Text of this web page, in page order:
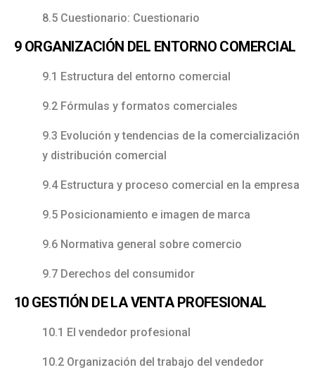
8.5 Cuestionario: Cuestionario
9 ORGANIZACIÓN DEL ENTORNO COMERCIAL
9.1 Estructura del entorno comercial
9.2 Fórmulas y formatos comerciales
9.3 Evolución y tendencias de la comercialización
y distribución comercial
9.4 Estructura y proceso comercial en la empresa
9.5 Posicionamiento e imagen de marca
9.6 Normativa general sobre comercio
9.7 Derechos del consumidor
10 GESTIÓN DE LA VENTA PROFESIONAL
10.1 El vendedor profesional
10.2 Organización del trabajo del vendedor